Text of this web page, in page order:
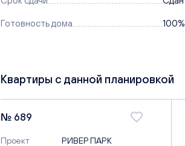
Готовность дома 100%
Квартиры с данной планировкой
№ 689
Проект
РИВЕР ПАРК